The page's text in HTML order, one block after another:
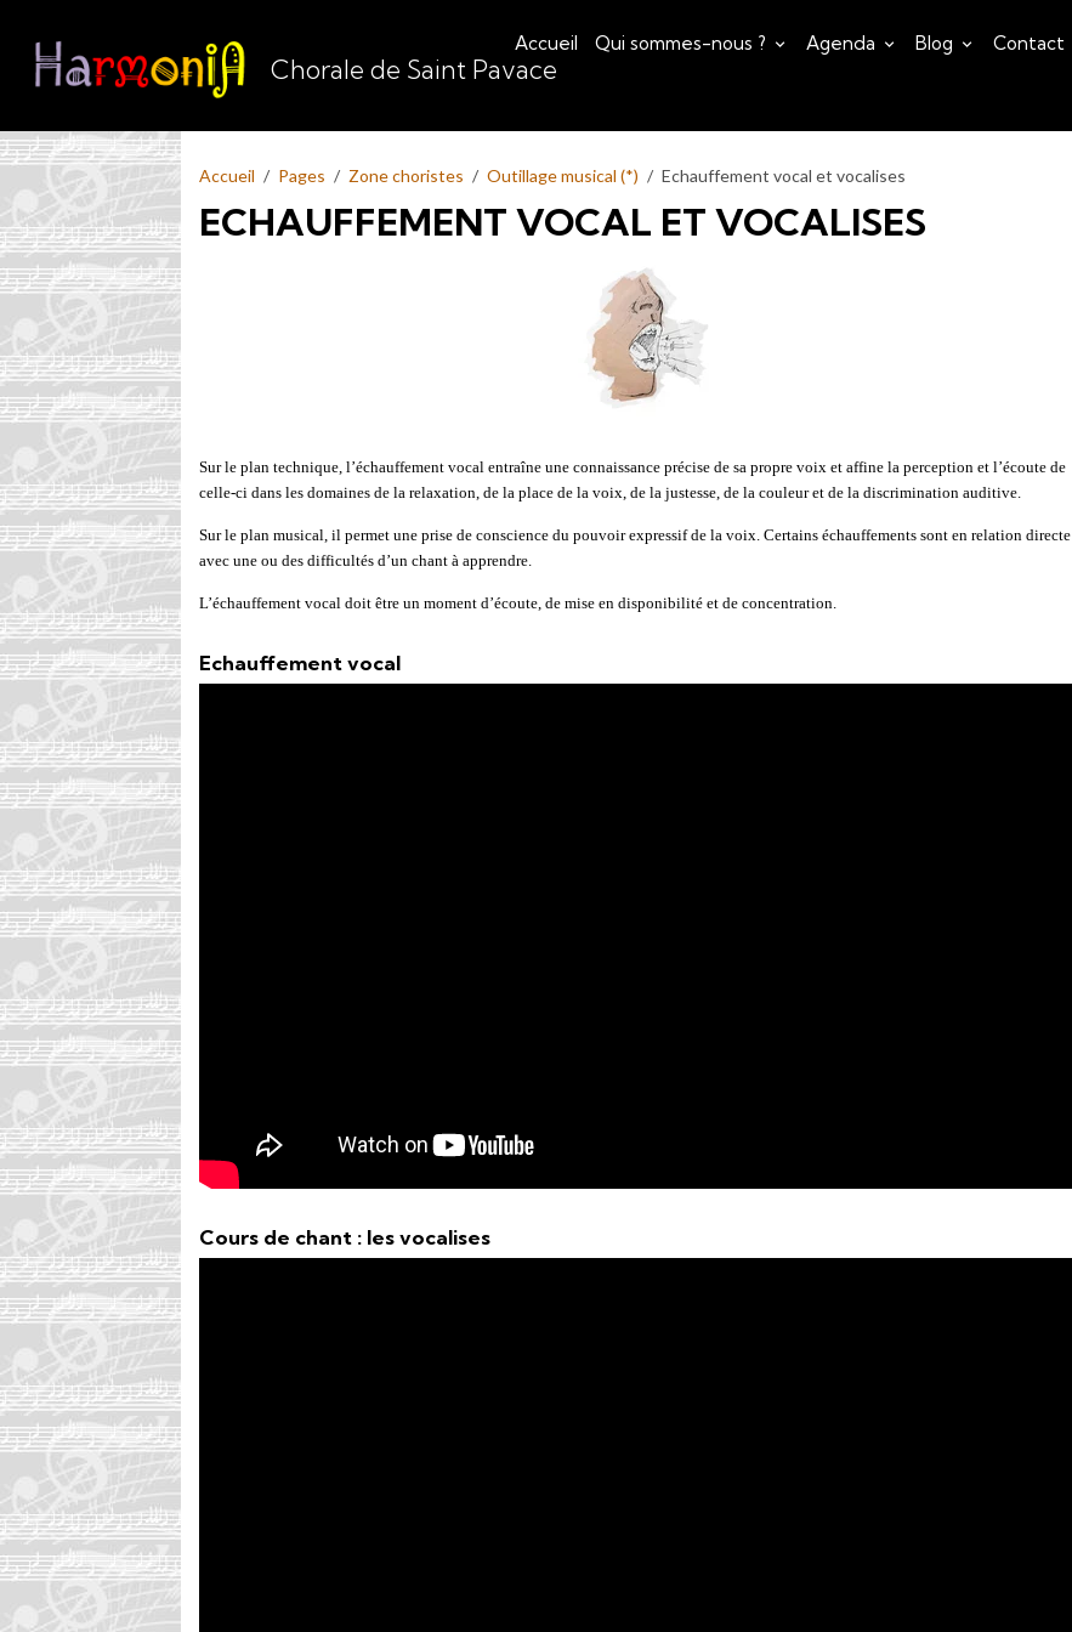
Chorale de Saint Pavace
Accueil Qui sommes-nous ? Agenda Blog Contact
Accueil Pages Zone choristes Outillage musical (*) Echauffement vocal et vocalises
ECHAUFFEMENT VOCAL ET VOCALISES
Sur le plan technique, l’échauffement vocal entraîne une connaissance précise de sa propre voix et affine la perception et l’écoute de
celle-ci dans les domaines de la relaxation, de la place de la voix, de la justesse, de la couleur et de la discrimination auditive.
Sur le plan musical, il permet une prise de conscience du pouvoir expressif de la voix. Certains échauffements sont en relation directe
avec une ou des difficultés d’un chant à apprendre.
L’échauffement vocal doit être un moment d’écoute, de mise en disponibilité et de concentration.
Echauffement vocal
Cours de chant : les vocalises